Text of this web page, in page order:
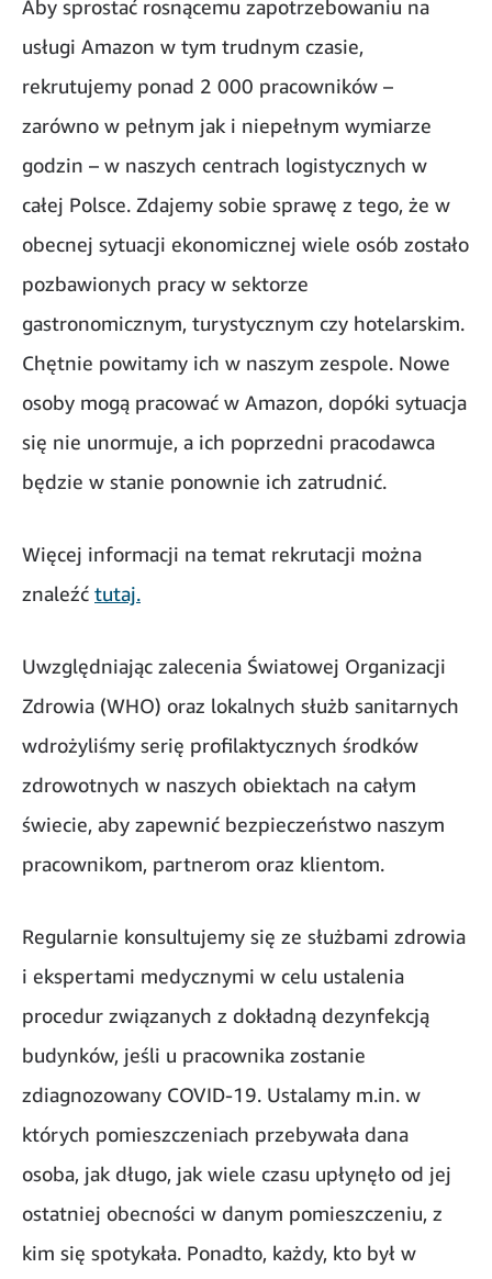
Aby sprostać rosnącemu zapotrzebowaniu na
usługi Amazon w tym trudnym czasie,
rekrutujemy ponad 2 000 pracowników –
zarówno w pełnym jak i niepełnym wymiarze
godzin – w naszych centrach logistycznych w
całej Polsce. Zdajemy sobie sprawę z tego, że w
obecnej sytuacji ekonomicznej wiele osób zostało
pozbawionych pracy w sektorze
gastronomicznym, turystycznym czy hotelarskim.
Chętnie powitamy ich w naszym zespole. Nowe
osoby mogą pracować w Amazon, dopóki sytuacja
się nie unormuje, a ich poprzedni pracodawca
będzie w stanie ponownie ich zatrudnić.
Więcej informacji na temat rekrutacji można
znaleźć tutaj.
Uwzględniając zalecenia Światowej Organizacji
Zdrowia (WHO) oraz lokalnych służb sanitarnych
wdrożyliśmy serię profilaktycznych środków
zdrowotnych w naszych obiektach na całym
świecie, aby zapewnić bezpieczeństwo naszym
pracownikom, partnerom oraz klientom.
Regularnie konsultujemy się ze służbami zdrowia
i ekspertami medycznymi w celu ustalenia
procedur związanych z dokładną dezynfekcją
budynków, jeśli u pracownika zostanie
zdiagnozowany COVID-19. Ustalamy m.in. w
których pomieszczeniach przebywała dana
osoba, jak długo, jak wiele czasu upłynęło od jej
ostatniej obecności w danym pomieszczeniu, z
kim się spotykała. Ponadto, każdy, kto był w